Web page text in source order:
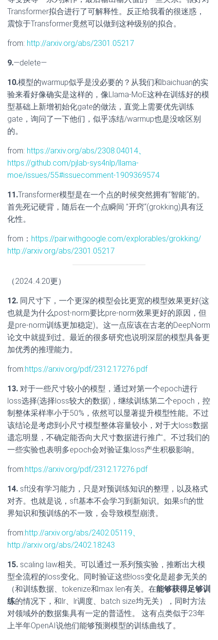
Transformer拟合进行了可解释性。反正给我看的很迷惑，
震惊于Transformer竟然可以做到这种级别的拟合。
from: http://arxiv.org/abs/2301.05217
9.—delete—
10.模型的warmup似乎是没必要的？从我们和baichuan的实
验来看好像确实是这样的，像Llama-MoE这种在训练好的模
型基础上新增初始化gate的做法，直觉上需要优先训练
gate，询问了一下他们，似乎冻结/warmup也是没啥区别
的。
from: https://arxiv.org/abs/2308.04014、
https://github.com/pjlab-sys4nlp/llama-
moe/issues/55#issuecomment-1909369574
11.Transformer模型是在一个点的时候突然拥有”智能“的。
首先死记硬背，随后在一个点瞬间 ”开窍“(grokking)具有泛
化性。
from： https://pair.withgoogle.com/explorables/grokking/
http://arxiv.org/abs/2301.05217
（2024..4.20更）
12. 同尺寸下，一个更深的模型会比更宽的模型效果更好(这
也就是为什么post-norm要比pre-norm效果更好的原因，但
是pre-norm训练更加稳定)。这一点应该在古老的DeepNorm
论文中就提到过。最近的很多研究也说明深层的模型具备更
加优秀的推理能力。
from:https://arxiv.org/pdf/2312.17276.pdf
13. 对于一些尺寸较小的模型，通过对第一个epoch进行
loss选择(选择loss较大的数据)，继续训练第二个epoch，控
制整体采样率小于50%，依然可以显著提升模型性能。不过
该结论是考虑到小尺寸模型整体容量较小，对于大loss数据
遗忘明显，不确定能否向大尺寸数据进行推广。不过我们的
一些实验也表明多epoch会对验证集loss产生积极影响。
from:https://arxiv.org/pdf/2312.17276.pdf
14. sft没有学习能力，只是对预训练知识的整理，以及格式
对齐。也就是说，sft基本不会学习到新知识。如果sft的世
界知识和预训练的不一致，会导致模型崩溃。
from:http://arxiv.org/abs/2402.05119、
http://arxiv.org/abs/2402.18243
15. scaling law相关。可以通过一系列预实验，推断出大模
型全流程的loss变化。同时验证这些loss变化是超参无关的
（和训练数据、tokenize和max len有关。在能够获得足够训
练的情况下，和lr、lr调度、batch size均无关），同时方法
对领域外的数据集具有一定的普适性。 这有点类似于23年
上半年OpenAI说他们能够预测模型的训练曲线了。